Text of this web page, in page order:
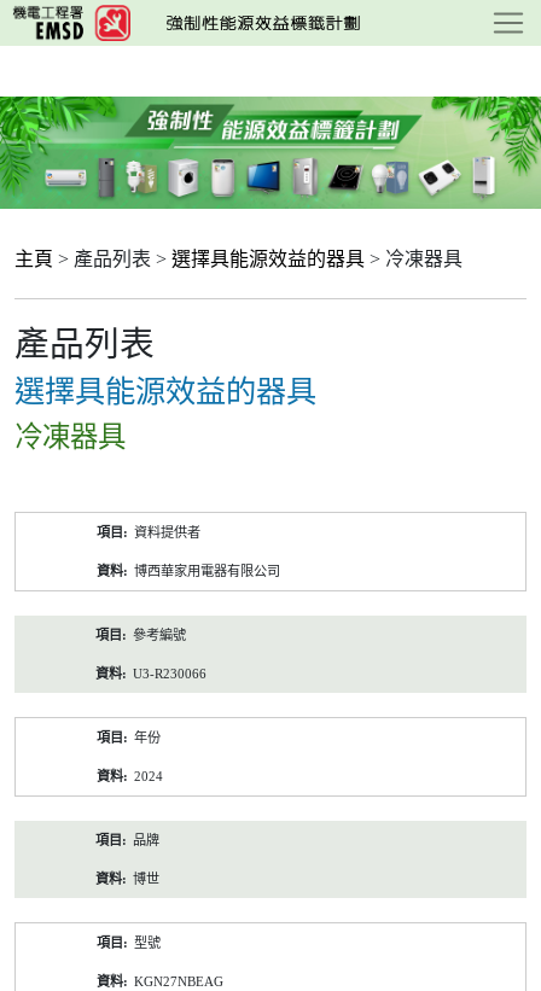
跳
至
要
內
容
主頁 > 產品列表 > 選擇具能源效益的器具 > 冷凍器具
產品列表
選擇具能源效益的器具
冷凍器具
資料提供者
博西華家用電器有限公司
參考編號
U3-R230066
年份
2024
品牌
博世
型號
KGN27NBEAG